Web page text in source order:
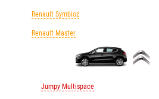
Renault Symbioz
Renault Master
Jumpy Multispace